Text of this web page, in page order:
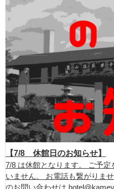
【7/8 休館日のお知らせ】
7/8 は休館となります。 ご予
いません。 お電話も繋がりま
のお問い合わせは